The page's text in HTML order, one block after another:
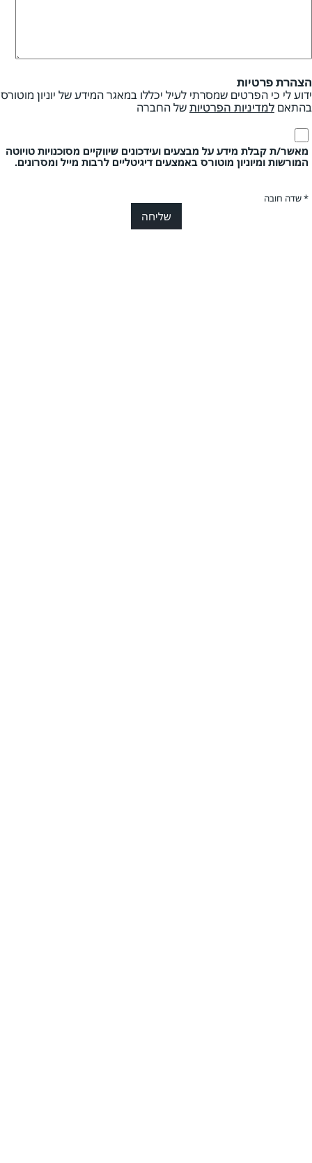
הצהרת פרטיות
ידוע לי כי הפרטים שמסרתי לעיל יכללו במאגר המידע של יוניון מוטורס
בהתאם למדיניות הפרטיותשל החברה
מאשר/ת קבלת מידע על מבצעים ועידכונים שיווקיים מסוכנויות טויוטה
המורשות ומיוניון מוטורס באמצעים דיגיטליים לרבות מייל ומסרונים.
* שדה חובה